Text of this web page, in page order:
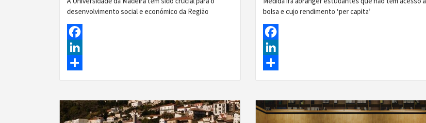
desenvolvimento social e económico da Região
Facebook
LinkedIn
Share
bolsa e cujo rendimento ‘per capita’
Facebook
LinkedIn
Share